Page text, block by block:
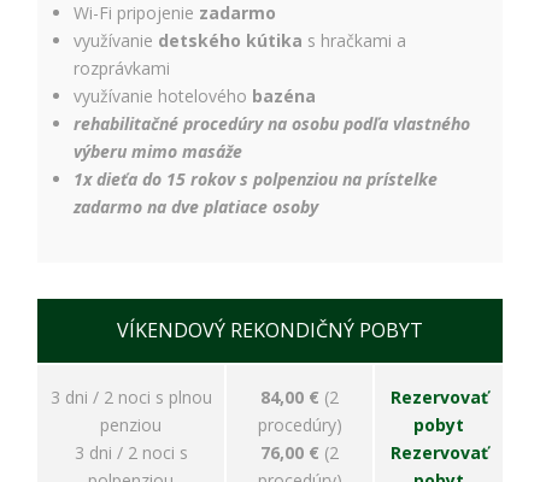
Wi-Fi pripojenie zadarmo
využívanie detského kútika s hračkami a
rozprávkami
využívanie hotelového bazéna
rehabilitačné procedúry na osobu podľa vlastného
výberu mimo masáže
1x dieťa do 15 rokov s polpenziou na prístelke
zadarmo na dve platiace osoby
VÍKENDOVÝ REKONDIČNÝ POBYT
3 dni / 2 noci s plnou
penziou
3 dni / 2 noci s
84,00 € (2
procedúry)
76,00 € (2
Rezervovať
pobyt
Rezervovať